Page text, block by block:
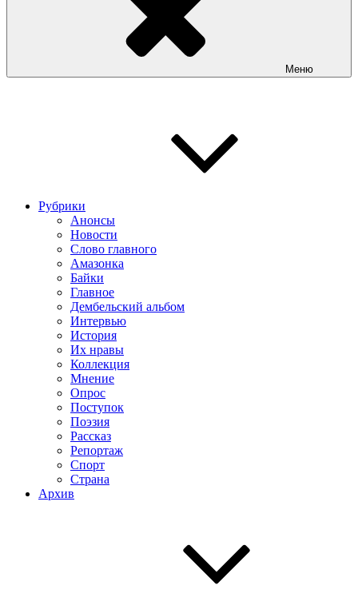
Меню
Рубрики
Анонсы
Новости
Слово главного
Амазонка
Байки
Главное
Дембельский альбом
Интервью
История
Их нравы
Коллекция
Мнение
Опрос
Поступок
Поэзия
Рассказ
Репортаж
Спорт
Страна
Архив